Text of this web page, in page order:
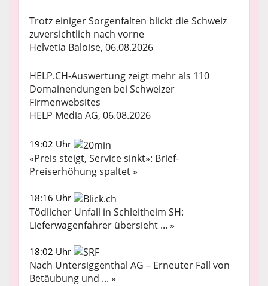
Trotz einiger Sorgenfalten blickt die Schweiz
zuversichtlich nach vorne
Helvetia Baloise, 06.08.2026
HELP.CH-Auswertung zeigt mehr als 110
Domainendungen bei Schweizer
Firmenwebsites
HELP Media AG, 06.08.2026
19:02 Uhr
«Preis steigt, Service sinkt»: Brief-
Preiserhöhung spaltet »
18:16 Uhr
Tödlicher Unfall in Schleitheim SH:
Lieferwagenfahrer übersieht ... »
18:02 Uhr
Nach Untersiggenthal AG – Erneuter Fall von
Betäubung und ... »